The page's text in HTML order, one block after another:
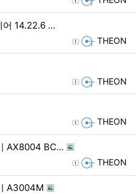
어 14.22.6 …
등록자 THEON
등록자 THEON
등록자 THEON
AX8004 BC…
등록자 THEON
A3004M